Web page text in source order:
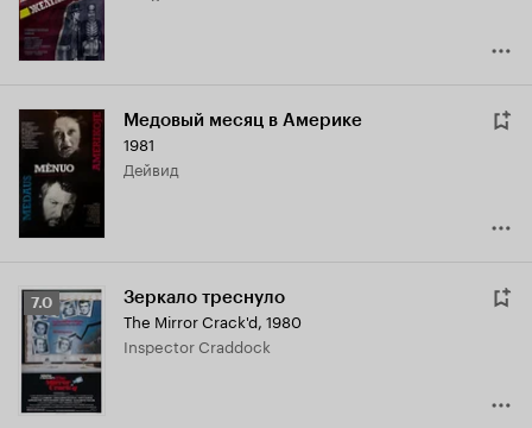
Медовый месяц в Америке
1981
Дейвид
Рейтинг
Кинопоиска
7.0
7.0 Зеркало треснуло
The Mirror Crack'd, 1980
Inspector Craddock